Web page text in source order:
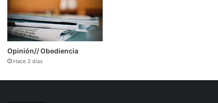
Opinión// Obediencia
Hace 3 días